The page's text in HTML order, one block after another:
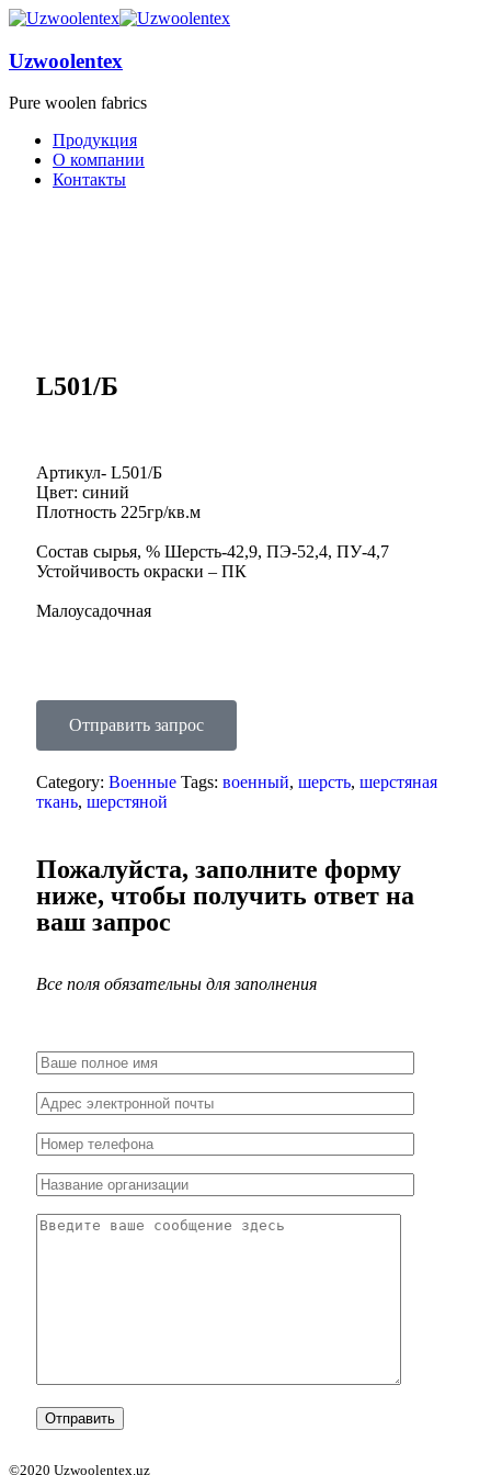
Uzwoolentex
Pure woolen fabrics
Продукция
О компании
Контакты
L501/Б
Артикул- L501/Б
Цвет: синий
Плотность 225гр/кв.м
Состав сырья, % Шерсть-42,9, ПЭ-52,4, ПУ-4,7
Устойчивость окраски – ПК
Малоусадочная
Отправить запрос
Category: Военные Tags: военный, шерсть, шерстяная
ткань, шерстяной
Пожалуйста, заполните форму
ниже, чтобы получить ответ на
ваш запрос
Все поля обязательны для заполнения
©2020 Uzwoolentex.uz